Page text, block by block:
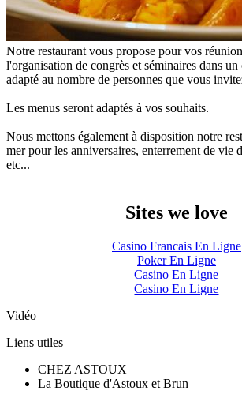
Notre restaurant vous propose pour vos
l'organisation de congrès et séminaires dans un
adapté au nombre de personnes que vous
Les menus seront adaptés à vos souhaits.
Nous mettons également à disposition notre
mer pour les anniversaires, enterrement de vie
etc...
Sites we love
Casino Francais En Ligne
Poker En Ligne
Casino En Ligne
Casino En Ligne
Vidéo
Liens utiles
CHEZ ASTOUX
La Boutique d'Astoux et Brun